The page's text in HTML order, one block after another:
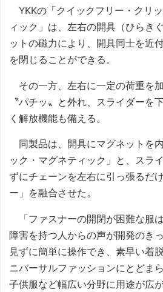
YKKの「クイックフリー・クリ
ィック」は、左右の開具（ひらき
ットの磁力により、開具同士を近
を閉じることができる。
その一方、左右に一定の荷重を
〝パチッ〟と外れ、スライダーを
く解放機能も備える。
同製品は、開具にマグネットを
ック・マグネティック」と、スラ
ずにチェーンを左右に引っ張るだ
ー」を融合させた。
「ファスナーの開閉が困難な服
障害を持つ人からの声が開発のき
見ずに簡単に操作でき、素早い着
ニバーサルファッションにとどま
子供服など幅広い分野に用途が広が